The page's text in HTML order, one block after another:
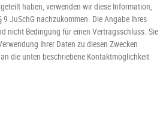
haben, verwenden wir diese Information,
JuSchG nachzukommen. Die Angabe Ihres
nicht Bedingung für einen Vertragsschluss. Sie
Ihrer Daten zu diesen Zwecken
die unten beschriebene Kontaktmöglichkeit